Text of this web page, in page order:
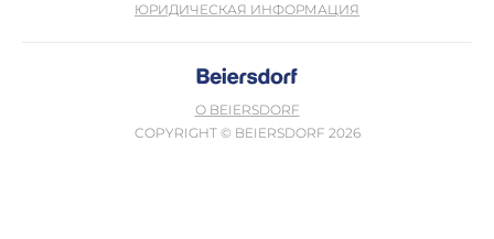
ЮРИДИЧЕСКАЯ ИНФОРМАЦИЯ
О BEIERSDORF
COPYRIGHT © BEIERSDORF 2026